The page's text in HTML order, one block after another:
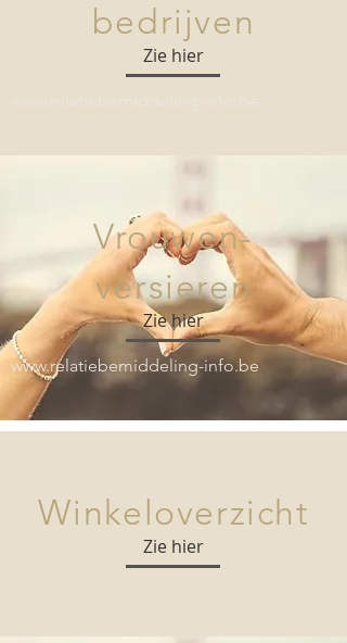
bedrijven
Zie hier
www.relatiebemiddeling-info.be
Vrouwen-
versieren
Zie hier
www.relatiebemiddeling-info.be
Winkeloverzicht
Zie hier